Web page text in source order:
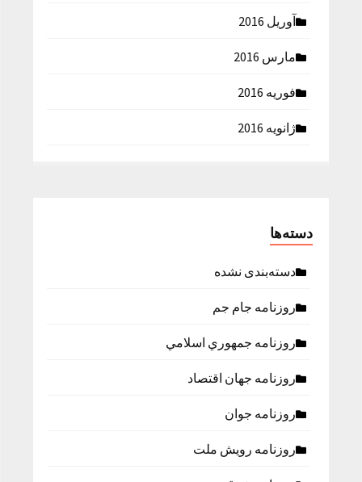
آوریل 2016
مارس 2016
فوریه 2016
ژانویه 2016
دسته‌ها
دسته‌بندی نشده
روزنامه جام جم
روزنامه جمهوري اسلامي
روزنامه جهان اقتصاد
روزنامه جوان
روزنامه رویش ملت